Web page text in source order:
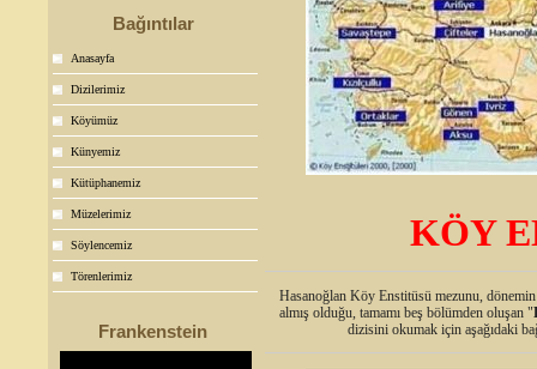
Bağıntılar
Anasayfa
Dizilerimiz
Köyümüz
Künyemiz
Kütüphanemiz
Müzelerimiz
Söylencemiz
Törenlerimiz
Frankenstein
KÖY
Hasanoğlan Köy Enstitüsü mezunu, dönemin
almış olduğu, tamamı beş bölümden oluşan "
dizisini okumak için aşağıdaki